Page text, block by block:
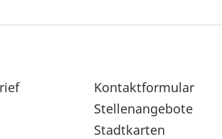
Sekundärnavigation
im
Fußbereich
Kontaktformular
Stellenangebote
Stadtkarten